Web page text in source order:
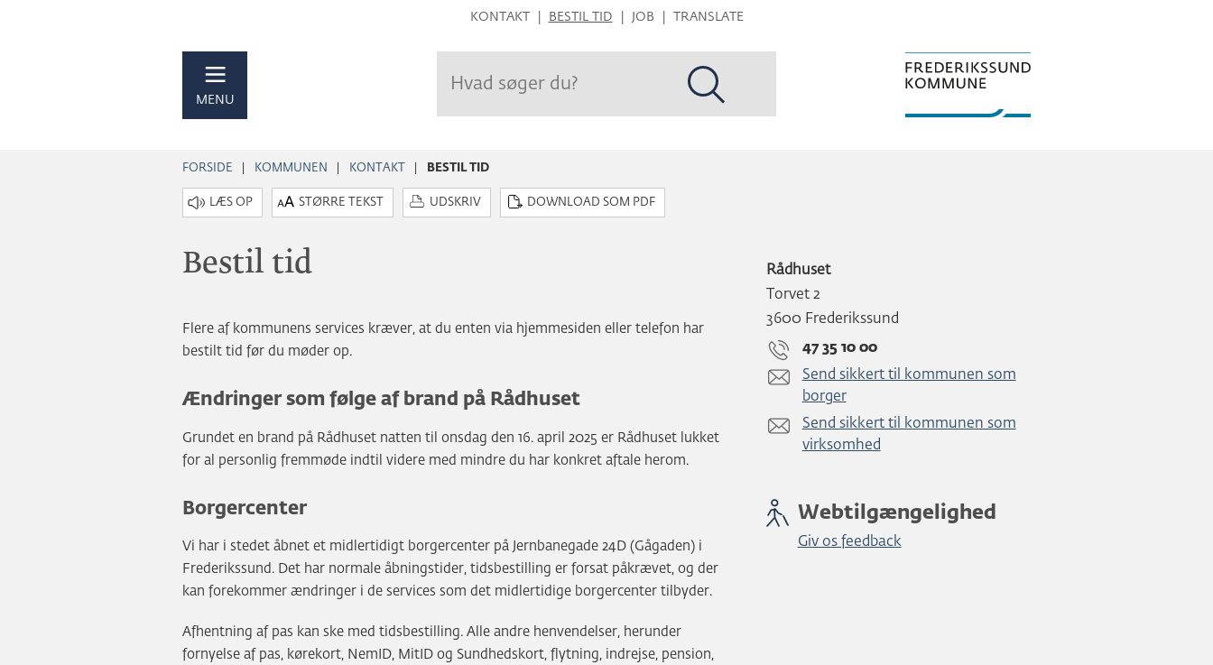
Hop
KONTAKT BESTIL TID JOB TRANSLATE
MENU
FORSIDE KOMMUNEN KONTAKT BESTIL TID
STØRRE TEKST UDSKRIV DOWNLOAD SOM PDF
Bestil tid
Flere af kommunens services kræver, at du enten via hjemmesiden eller telefon har
bestilt tid før du møder op.
Ændringer som følge af brand på Rådhuset
Grundet en brand på Rådhuset natten til onsdag den 16. april 2025 er Rådhuset lukket
for al personlig fremmøde indtil videre med mindre du har konkret aftale herom.
Borgercenter
Vi har i stedet åbnet et midlertidigt borgercenter på Jernbanegade 24D (Gågaden) i
Frederikssund. Det har normale åbningstider, tidsbestilling er forsat påkrævet, og der
kan forekommer ændringer i de services som det midlertidige borgercenter tilbyder.
Afhentning af pas kan ske med tidsbestilling. Alle andre henvendelser, herunder
fornyelse af pas, kørekort, NemID, MitID og Sundhedskort, flytning, indrejse, pension,
Rådhuset
Torvet 2
3600 Frederikssund
47 35 10 00
Send sikkert til kommunen som
borger
Send sikkert til kommunen som
virksomhed
Webtilgængelighed
Giv os feedback